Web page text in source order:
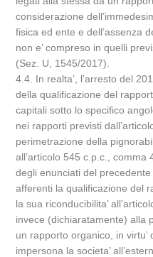
considerazione
fisica ed ente e dell’assenza
non e’ compreso in quelli
(Sez. U, 1545/2017).
4.4. In realta’, l’arresto del
della qualificazione del
capitali sotto lo specifico
nei rapporti previsti
perimetrazione della
all’articolo 545 c.p.c., comma
degli enunciati del
afferenti la qualificazione del
la sua riconducibilita’
invece (dichiaratamente) alla
un rapporto organico, in virtu’
impersona la societa’